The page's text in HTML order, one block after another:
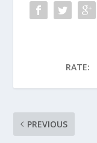
RATE:
PREVIOUS